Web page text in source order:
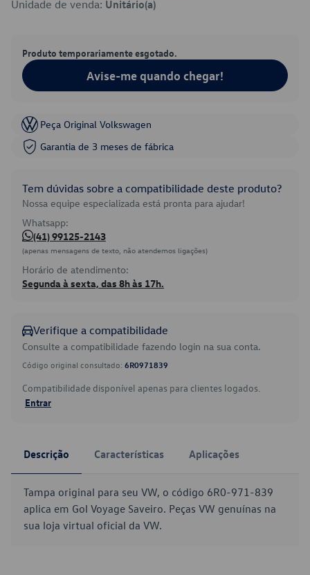
Unidade de venda: Unitário(a)
Produto temporariamente esgotado.
Avise-me quando chegar!
Peça Original Volkswagen
Garantia de 3 meses de fábrica
Tem dúvidas sobre a compatibilidade deste produto?
Nossa equipe especializada está pronta para ajudar!
Whatsapp:
(41) 99125-2143
(apenas mensagens de texto, não atendemos ligações)
Horário de atendimento:
Segunda à sexta, das 8h às 17h.
Verifique a compatibilidade
Consulte a compatibilidade fazendo login na sua conta.
Código original consultado: 6R0971839
Compatibilidade disponível apenas para clientes logados.
Entrar
Descrição Características Aplicações
Tampa original para seu VW, o código 6R0-971-839
aplica em Gol Voyage Saveiro. Peças VW genuínas na
sua loja virtual oficial da VW.